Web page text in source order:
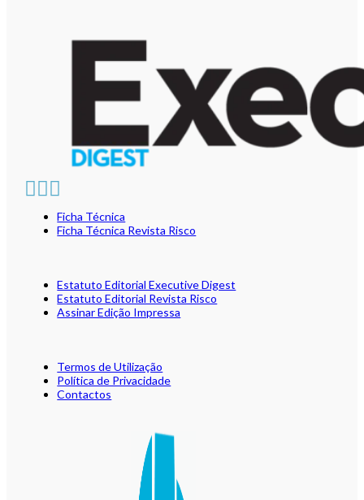
Ficha Técnica
Ficha Técnica Revista Risco
Estatuto Editorial Executive Digest
Estatuto Editorial Revista Risco
Assinar Edição Impressa
Termos de Utilização
Política de Privacidade
Contactos